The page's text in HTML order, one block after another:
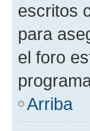
escritos
para
el foro
Arriba